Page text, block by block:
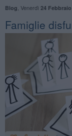
Blog Venerdì 24
​Famiglie